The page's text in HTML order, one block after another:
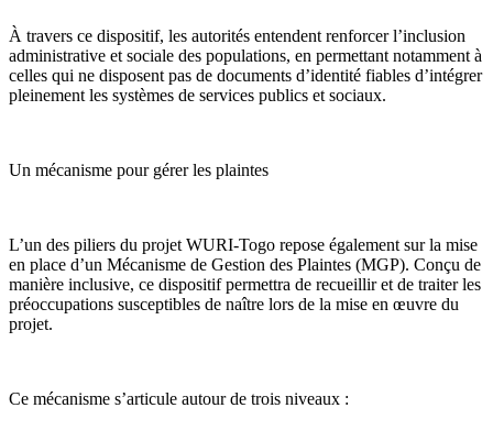
À travers ce dispositif, les autorités entendent renforcer l’inclusion
administrative et sociale des populations, en permettant notamment à
celles qui ne disposent pas de documents d’identité fiables d’intégrer
pleinement les systèmes de services publics et sociaux.
Un mécanisme pour gérer les plaintes
L’un des piliers du projet WURI-Togo repose également sur la mise
en place d’un Mécanisme de Gestion des Plaintes (MGP). Conçu de
manière inclusive, ce dispositif permettra de recueillir et de traiter les
préoccupations susceptibles de naître lors de la mise en œuvre du
projet.
Ce mécanisme s’articule autour de trois niveaux :